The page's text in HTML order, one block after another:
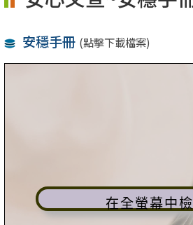
安穩手冊 (點擊下載檔案)
在全螢幕中